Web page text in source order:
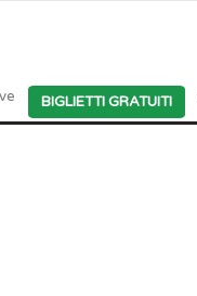
BIGLIETTI GRATUITI